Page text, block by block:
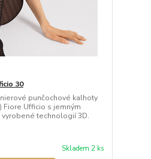
30
punčochové kalhoty
Fiore Ufficio s jemným
technologií 3D.
Skladem 2 ks